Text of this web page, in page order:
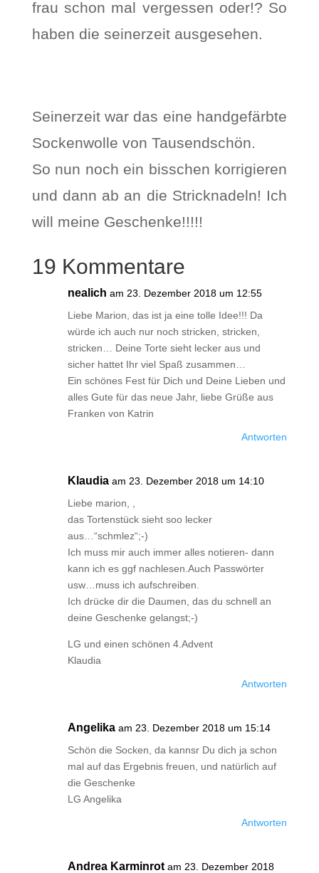
frau schon mal vergessen oder!? So
haben die seinerzeit ausgesehen.
Seinerzeit war das eine handgefärbte
Sockenwolle von Tausendschön.
So nun noch ein bisschen korrigieren
und dann ab an die Stricknadeln! Ich
will meine Geschenke!!!!!
19 Kommentare
nealich am 23. Dezember 2018 um 12:55
Liebe Marion, das ist ja eine tolle Idee!!! Da
würde ich auch nur noch stricken, stricken,
stricken… Deine Torte sieht lecker aus und
sicher hattet Ihr viel Spaß zusammen…
Ein schönes Fest für Dich und Deine Lieben und
alles Gute für das neue Jahr, liebe Grüße aus
Franken von Katrin
Antworten
Klaudia am 23. Dezember 2018 um 14:10
Liebe marion, ,
das Tortenstück sieht soo lecker
aus…“schmlez“;-)
Ich muss mir auch immer alles notieren- dann
kann ich es ggf nachlesen.Auch Passwörter
usw…muss ich aufschreiben.
Ich drücke dir die Daumen, das du schnell an
deine Geschenke gelangst;-)
LG und einen schönen 4.Advent
Klaudia
Antworten
Angelika am 23. Dezember 2018 um 15:14
Schön die Socken, da kannsr Du dich ja schon
mal auf das Ergebnis freuen, und natürlich auf
die Geschenke
LG Angelika
Antworten
Andrea Karminrot am 23. Dezember 2018